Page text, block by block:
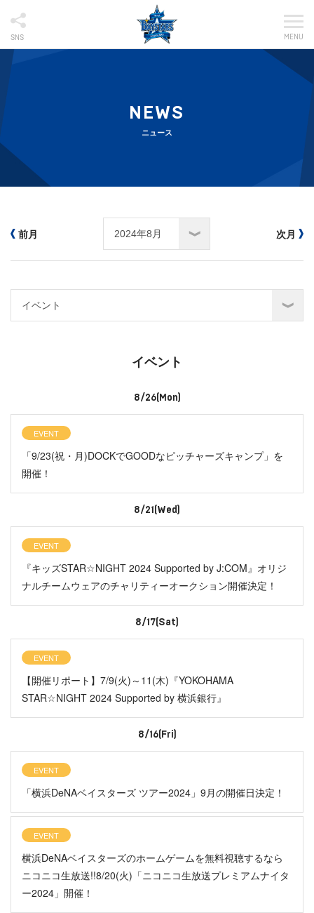
SNS MENU
NEWS
ニュース
前月 次月
イベント
8/26(Mon)
EVENT
「9/23(祝・月)DOCKでGOODなピッチャーズキャンプ」を
開催！
8/21(Wed)
EVENT
『キッズSTAR☆NIGHT 2024 Supported by J:COM』オリジ
ナルチームウェアのチャリティーオークション開催決定！
8/17(Sat)
EVENT
【開催リポート】7/9(火)～11(木)『YOKOHAMA
STAR☆NIGHT 2024 Supported by 横浜銀行』
8/16(Fri)
EVENT
「横浜DeNAベイスターズ ツアー2024」9月の開催日決定！
EVENT
横浜DeNAベイスターズのホームゲームを無料視聴するなら
ニコニコ生放送!!8/20(火)「ニコニコ生放送プレミアムナイタ
ー2024」開催！